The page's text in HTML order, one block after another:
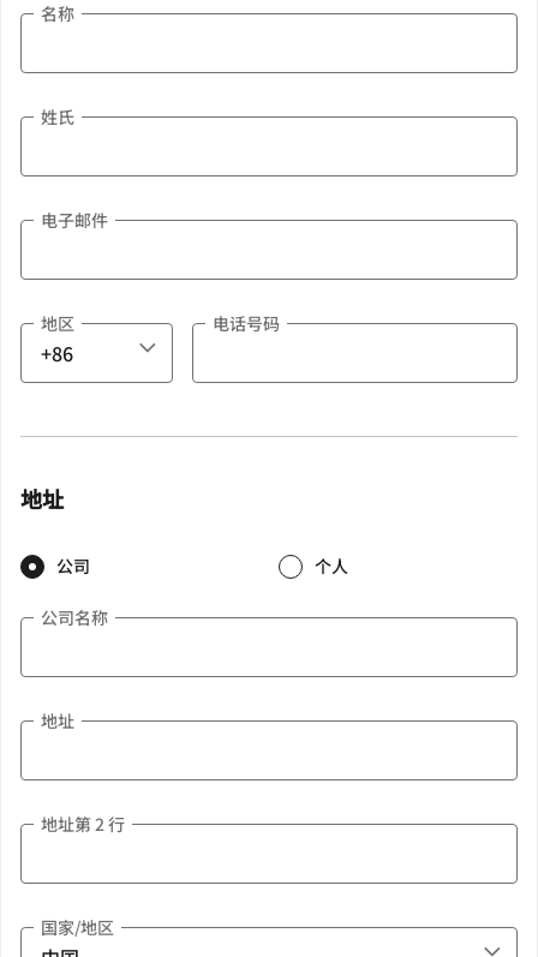
名称
姓氏
电子邮件
地区 电话号码
地址
公司 个人
公司名称
地址
地址第 2 行
国家/地区